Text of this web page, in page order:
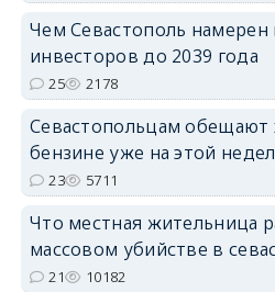
Чем Севастополь намерен
инвесторов до 2039 года
25 2178
Севастопольцам
бензине уже на этой
23 5711
Что местная жительница
массовом убийстве в
21 10182